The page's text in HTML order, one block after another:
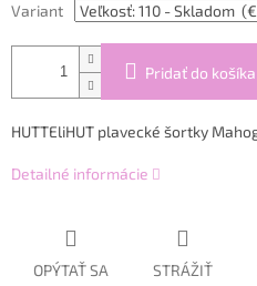
Variant
Pridať do košíka
HUTTEliHUT plavecké šortky
Detailné informácie
OPÝTAŤ SA STRÁŽIŤ